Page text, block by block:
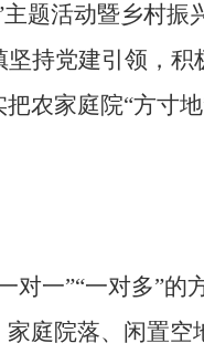
题活动暨乡村振
坚持党建引领，
把农家庭院“方寸
对一”“一对多”
庭院落、闲置